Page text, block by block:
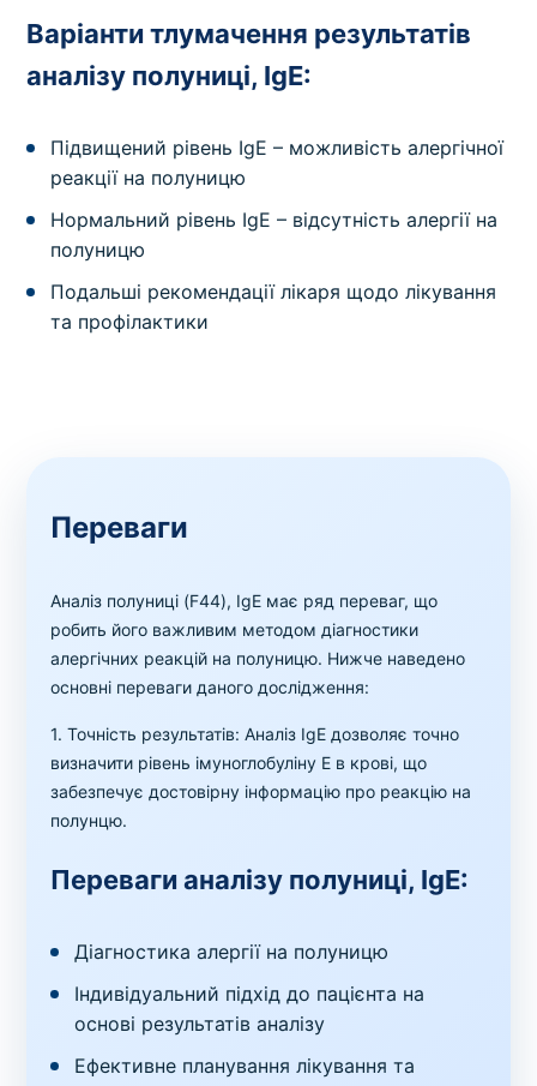
Варіанти тлумачення результатів
аналізу полуниці, IgE:
Підвищений рівень IgE – можливість алергічної
реакції на полуницю
Нормальний рівень IgE – відсутність алергії на
полуницю
Подальші рекомендації лікаря щодо лікування
та профілактики
Переваги
Аналіз полуниці (F44), IgE має ряд переваг, що
робить його важливим методом діагностики
алергічних реакцій на полуницю. Нижче наведено
основні переваги даного дослідження:
1. Точність результатів: Аналіз IgE дозволяє точно
визначити рівень імуноглобуліну Е в крові, що
забезпечує достовірну інформацію про реакцію на
полунцю.
Переваги аналізу полуниці, IgE:
Діагностика алергії на полуницю
Індивідуальний підхід до пацієнта на
основі результатів аналізу
Ефективне планування лікування та